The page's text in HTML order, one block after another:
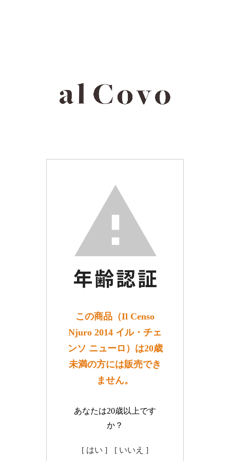
この商品（Il Censo
Njuro 2014 イル・チェ
ンソ ニューロ）は20歳
未満の方には販売でき
ません。
あなたは20歳以上です
か？
[ はい ] [ いいえ ]